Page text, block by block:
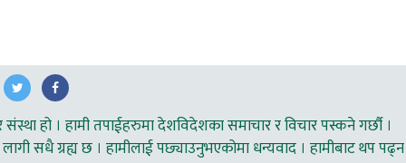
हो । हामी तपाईहरुमा देशविदेशका समाचार र विचार पस्कने गर्छौ ।
सधै ग्रह्य छ । हामीलाई पछ्याउनुभएकोमा धन्यवाद । हामीबाट थप पढ्न